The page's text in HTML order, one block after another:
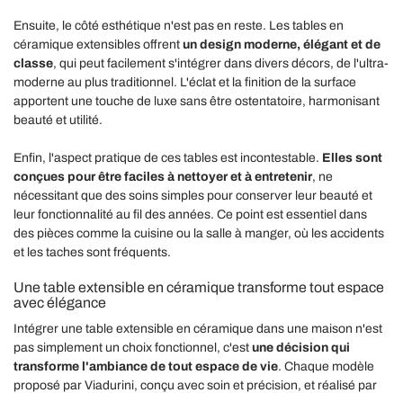
Ensuite, le côté esthétique n'est pas en reste. Les tables en
céramique extensibles offrent un design moderne, élégant et de
classe, qui peut facilement s'intégrer dans divers décors, de l'ultra-
moderne au plus traditionnel. L'éclat et la finition de la surface
apportent une touche de luxe sans être ostentatoire, harmonisant
beauté et utilité.
Enfin, l'aspect pratique de ces tables est incontestable. Elles sont
conçues pour être faciles à nettoyer et à entretenir, ne
nécessitant que des soins simples pour conserver leur beauté et
leur fonctionnalité au fil des années. Ce point est essentiel dans
des pièces comme la cuisine ou la salle à manger, où les accidents
et les taches sont fréquents.
Une table extensible en céramique transforme tout espace
avec élégance
Intégrer une table extensible en céramique dans une maison n'est
pas simplement un choix fonctionnel, c'est une décision qui
transforme l'ambiance de tout espace de vie. Chaque modèle
proposé par Viadurini, conçu avec soin et précision, et réalisé par